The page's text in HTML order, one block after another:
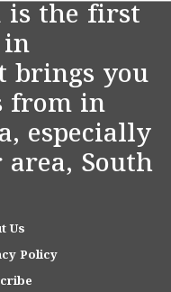
is the first
in
brings you
from in
especially
South
Us
Policy